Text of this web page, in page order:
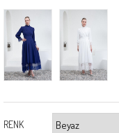
RENK